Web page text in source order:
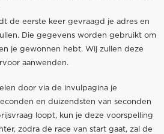
de eerste keer gevraagd je adres en
Die gegevens worden gebruikt om
je gewonnen hebt. Wij zullen deze
aanwenden.
door via de invulpagina je
en duizendsten van seconden
loopt, kun je deze voorspelling
zodra de race van start gaat, zal de